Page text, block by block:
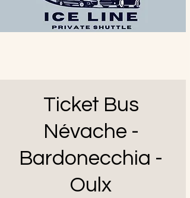
Ticket Bus
Névache -
Bardonecchia -
Oulx